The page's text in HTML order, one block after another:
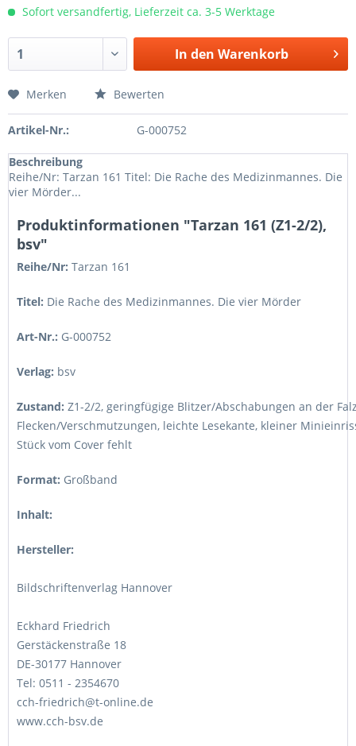
Sofort versandfertig, Lieferzeit ca. 3-5 Werktage
In den Warenkorb
Merken Bewerten
Artikel-Nr.: G-000752
Beschreibung
Reihe/Nr: Tarzan 161 Titel: Die Rache des Medizinmannes. Die
vier Mörder...
Produktinformationen "Tarzan 161 (Z1-2/2),
bsv"
Reihe/Nr: Tarzan 161
Titel: Die Rache des Medizinmannes. Die vier Mörder
Art-Nr.: G-000752
Verlag: bsv
Zustand: Z1-2/2, geringfügige Blitzer/Abschabungen an der
Flecken/Verschmutzungen, leichte Lesekante, kleiner
Stück vom Cover fehlt
Format: Großband
Inhalt:
Hersteller:
Bildschriftenverlag Hannover
Eckhard Friedrich
Gerstäckenstraße 18
DE-30177 Hannover
Tel: 0511 - 2354670
cch-friedrich@t-online.de
www.cch-bsv.de